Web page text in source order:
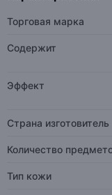
Торговая марка
Содержит
Эффект
Страна изготовитель
Количество
Тип кожи